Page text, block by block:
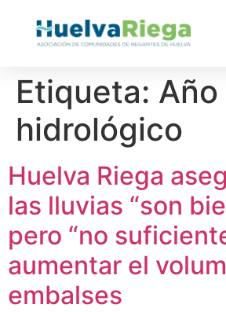
Etiqueta: Año
hidrológico
Huelva Riega
las lluvias “son
pero “no
aumentar el
embalses